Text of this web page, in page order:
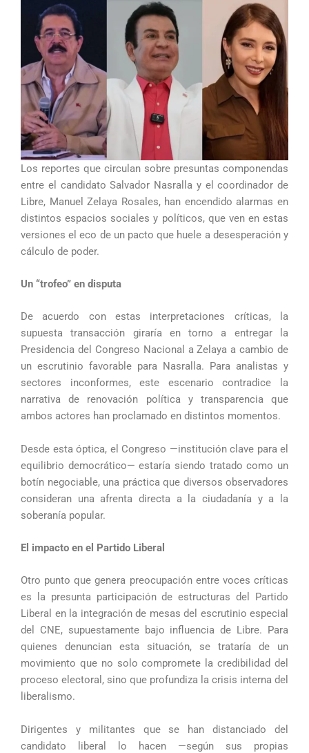
Los reportes que circulan sobre presuntas componendas
entre el candidato Salvador Nasralla y el coordinador de
Libre, Manuel Zelaya Rosales, han encendido alarmas en
distintos espacios sociales y políticos, que ven en estas
versiones el eco de un pacto que huele a desesperación y
cálculo de poder.
Un “trofeo” en disputa
De acuerdo con estas interpretaciones críticas, la
supuesta transacción giraría en torno a entregar la
Presidencia del Congreso Nacional a Zelaya a cambio de
un escrutinio favorable para Nasralla. Para analistas y
sectores inconformes, este escenario contradice la
narrativa de renovación política y transparencia que
ambos actores han proclamado en distintos momentos.
Desde esta óptica, el Congreso —institución clave para el
equilibrio democrático— estaría siendo tratado como un
botín negociable, una práctica que diversos observadores
consideran una afrenta directa a la ciudadanía y a la
soberanía popular.
El impacto en el Partido Liberal
Otro punto que genera preocupación entre voces críticas
es la presunta participación de estructuras del Partido
Liberal en la integración de mesas del escrutinio especial
del CNE, supuestamente bajo influencia de Libre. Para
quienes denuncian esta situación, se trataría de un
movimiento que no solo compromete la credibilidad del
proceso electoral, sino que profundiza la crisis interna del
liberalismo.
Dirigentes y militantes que se han distanciado del
candidato liberal lo hacen —según sus propias